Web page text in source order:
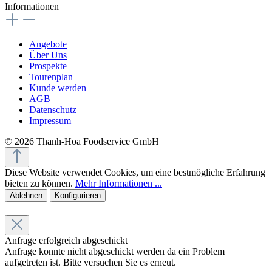
Informationen
Angebote
Über Uns
Prospekte
Tourenplan
Kunde werden
AGB
Datenschutz
Impressum
© 2026 Thanh-Hoa Foodservice GmbH
Diese Website verwendet Cookies, um eine bestmögliche Erfahrung
bieten zu können. Mehr Informationen ...
Ablehnen Konfigurieren
Anfrage erfolgreich abgeschickt
Anfrage konnte nicht abgeschickt werden da ein Problem
aufgetreten ist. Bitte versuchen Sie es erneut.